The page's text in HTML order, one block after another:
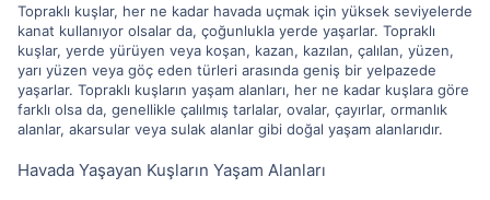
Topraklı kuşlar, her ne kadar havada uçmak için yüksek seviyelerde
kanat kullanıyor olsalar da, çoğunlukla yerde yaşarlar. Topraklı
kuşlar, yerde yürüyen veya koşan, kazan, kazılan, çalılan, yüzen,
yarı yüzen veya göç eden türleri arasında geniş bir yelpazede
yaşarlar. Topraklı kuşların yaşam alanları, her ne kadar kuşlara göre
farklı olsa da, genellikle çalılmış tarlalar, ovalar, çayırlar, ormanlık
alanlar, akarsular veya sulak alanlar gibi doğal yaşam alanlarıdır.
Havada Yaşayan Kuşların Yaşam Alanları